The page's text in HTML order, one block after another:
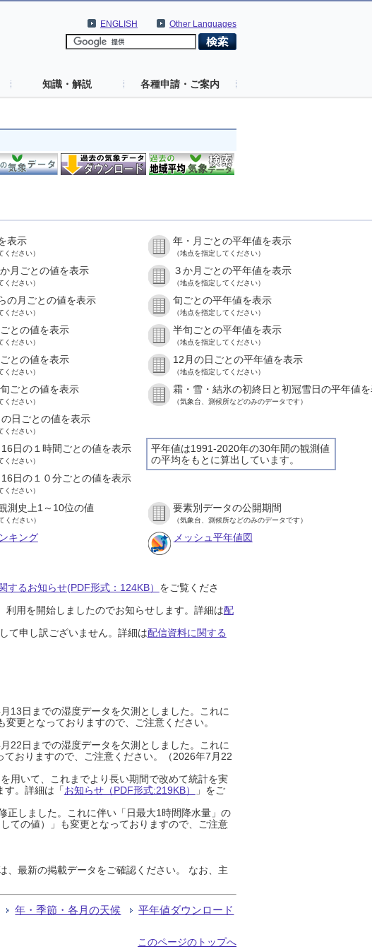
Other Languages
ENGLISH
知識・解説 各種申請・ご案内
表示
ください）
年・月ごとの平年値を表示
（地点を指定してください）
月ごとの値を表示
ください）
３か月ごとの平年値を表示
（地点を指定してください）
の月ごとの値を表示
ください）
旬ごとの平年値を表示
（地点を指定してください）
との値を表示
ください）
半旬ごとの平年値を表示
（地点を指定してください）
との値を表示
ください）
12月の日ごとの平年値を表示
（地点を指定してください）
ごとの値を表示
ください）
霜・雪・結氷の初終日と初冠雪日の平年値
（気象台、測候所などのみのデータです）
日ごとの値を表示
ください）
平年値は1991-2020年の30年間の観測値
の平均をもとに算出しています。
日の１時間ごとの値を表示
ください）
日の１０分ごとの値を表示
ください）
測史上1～10位の値
ください）
要素別データの公開期間
（気象台、測候所などのみのデータです）
キング メッシュ平年値図
するお知らせ(PDF形式：124KB） をご覧くださ
用を開始しましたのでお知らせします。詳細は配
て申し訳ございません。詳細は配信資料に関する
13日までの湿度データを欠測としました。これに
更となっておりますので、ご注意ください。
22日までの湿度データを欠測としました。これに
おりますので、ご注意ください。（2026年7月22
用いて、これまでより長い期間で改めて統計を実
す。詳細は「お知らせ（PDF形式:219KB）
」をご
正しました。これに伴い「日最大1時間降水量」の
ての値）」も変更となっておりますので、ご注意
最新の掲載データをご確認ください。 なお、主
年・季節・各月の天候 平年値ダウンロード
このページのトップへ